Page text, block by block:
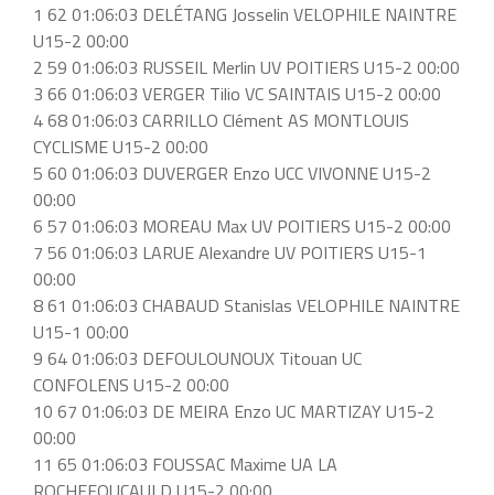
1 62 01:06:03 DELÉTANG Josselin VELOPHILE NAINTRE
U15-2 00:00
2 59 01:06:03 RUSSEIL Merlin UV POITIERS U15-2 00:00
3 66 01:06:03 VERGER Tilio VC SAINTAIS U15-2 00:00
4 68 01:06:03 CARRILLO Clément AS MONTLOUIS
CYCLISME U15-2 00:00
5 60 01:06:03 DUVERGER Enzo UCC VIVONNE U15-2
00:00
6 57 01:06:03 MOREAU Max UV POITIERS U15-2 00:00
7 56 01:06:03 LARUE Alexandre UV POITIERS U15-1
00:00
8 61 01:06:03 CHABAUD Stanislas VELOPHILE NAINTRE
U15-1 00:00
9 64 01:06:03 DEFOULOUNOUX Titouan UC
CONFOLENS U15-2 00:00
10 67 01:06:03 DE MEIRA Enzo UC MARTIZAY U15-2
00:00
11 65 01:06:03 FOUSSAC Maxime UA LA